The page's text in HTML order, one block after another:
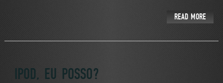
READ MORE
IPOD, EU POSSO?